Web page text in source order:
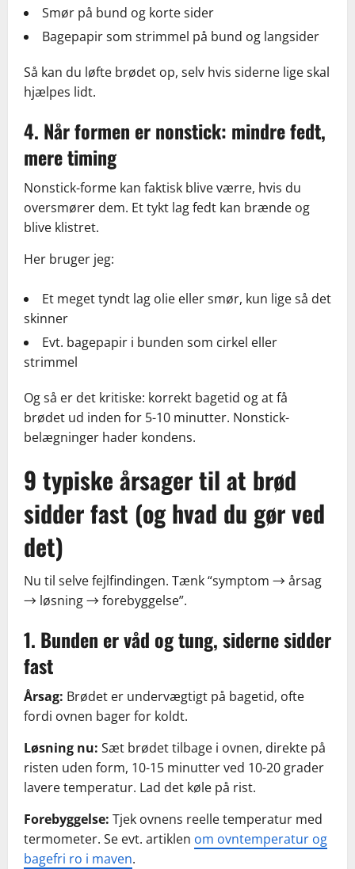
Smør på bund og korte sider
Bagepapir som strimmel på bund og langsider
Så kan du løfte brødet op, selv hvis siderne lige skal
hjælpes lidt.
4. Når formen er nonstick: mindre fedt,
mere timing
Nonstick-forme kan faktisk blive værre, hvis du
oversmører dem. Et tykt lag fedt kan brænde og
blive klistret.
Her bruger jeg:
Et meget tyndt lag olie eller smør, kun lige så det
skinner
Evt. bagepapir i bunden som cirkel eller
strimmel
Og så er det kritiske: korrekt bagetid og at få
brødet ud inden for 5-10 minutter. Nonstick-
belægninger hader kondens.
9 typiske årsager til at brød
sidder fast (og hvad du gør ved
det)
Nu til selve fejlfindingen. Tænk “symptom → årsag
→ løsning → forebyggelse”.
1. Bunden er våd og tung, siderne sidder
fast
Årsag: Brødet er undervægtigt på bagetid, ofte
fordi ovnen bager for koldt.
Løsning nu: Sæt brødet tilbage i ovnen, direkte på
risten uden form, 10-15 minutter ved 10-20 grader
lavere temperatur. Lad det køle på rist.
Forebyggelse: Tjek ovnens reelle temperatur med
termometer. Se evt. artiklen om ovntemperatur og
bagefri ro i maven.